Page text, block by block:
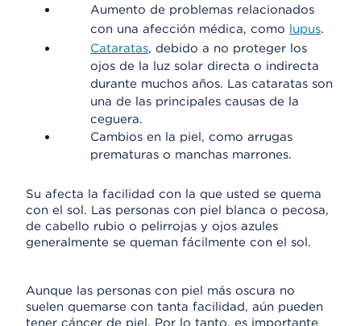
Aumento de problemas relacionados
con una afección médica, como lupus.
Cataratas, debido a no proteger los
ojos de la luz solar directa o indirecta
durante muchos años. Las cataratas son
una de las principales causas de la
ceguera.
Cambios en la piel, como arrugas
prematuras o manchas marrones.
Su afecta la facilidad con la que usted se quema
con el sol. Las personas con piel blanca o pecosa,
de cabello rubio o pelirrojas y ojos azules
generalmente se queman fácilmente con el sol.
Aunque las personas con piel más oscura no
suelen quemarse con tanta facilidad, aún pueden
tener cáncer de piel. Por lo tanto, es importante